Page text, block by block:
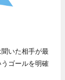
いた相手が最
ゴールを明確